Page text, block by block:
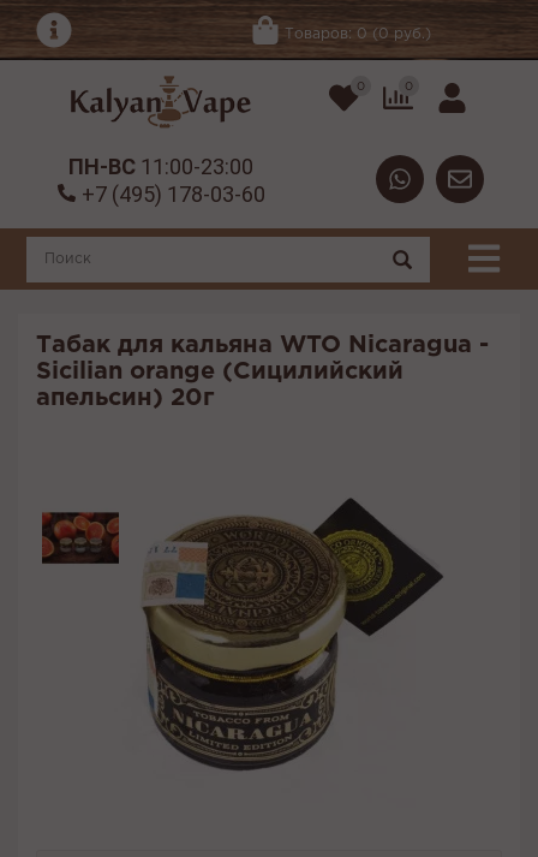
Товаров: 0 (0 руб.)
0 0
ПН-ВС 11:00-23:00
+7 (495) 178-03-60
Табак для кальяна WTO Nicaragua -
Sicilian orange (Сицилийский
апельсин) 20г